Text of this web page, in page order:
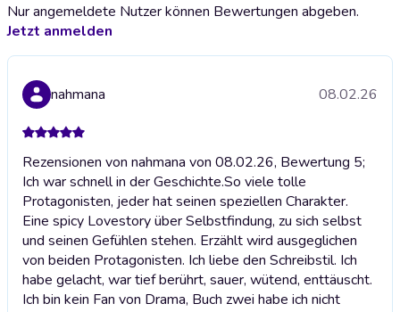
Nur angemeldete Nutzer können Bewertungen abgeben.
Jetzt anmelden
nahmana 08.02.26
Rezensionen von nahmana von 08.02.26, Bewertung 5;
Ich war schnell in der Geschichte.So viele tolle
Protagonisten, jeder hat seinen speziellen Charakter.
Eine spicy Lovestory über Selbstfindung, zu sich selbst
und seinen Gefühlen stehen. Erzählt wird ausgeglichen
von beiden Protagonisten. Ich liebe den Schreibstil. Ich
habe gelacht, war tief berührt, sauer, wütend, enttäuscht.
Ich bin kein Fan von Drama, Buch zwei habe ich nicht